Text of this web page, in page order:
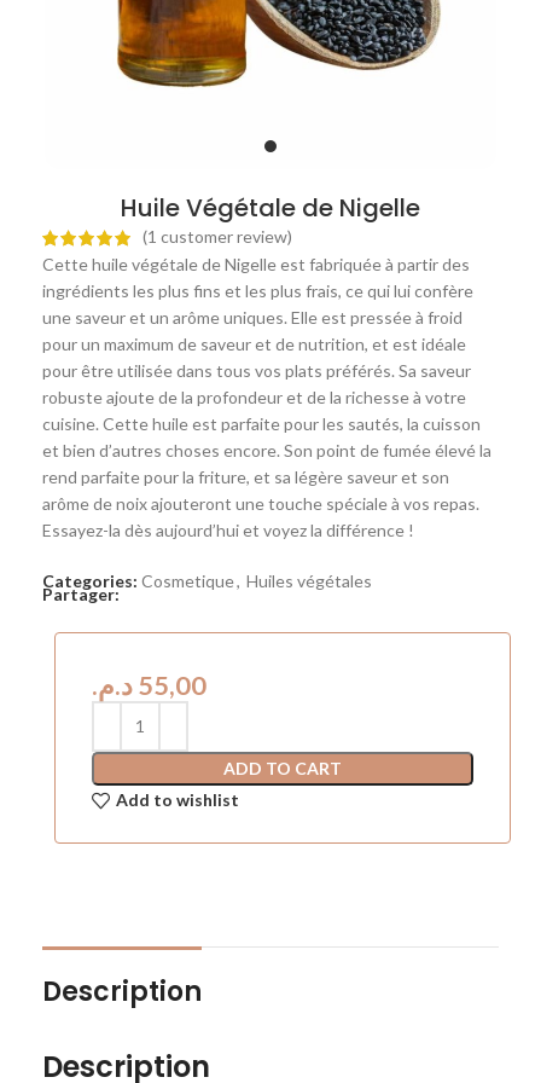
Huile Végétale de Nigelle
(1 customer review)
Cette huile végétale de Nigelle est fabriquée à partir des
ingrédients les plus fins et les plus frais, ce qui lui confère
une saveur et un arôme uniques. Elle est pressée à froid
pour un maximum de saveur et de nutrition, et est idéale
pour être utilisée dans tous vos plats préférés. Sa saveur
robuste ajoute de la profondeur et de la richesse à votre
cuisine. Cette huile est parfaite pour les sautés, la cuisson
et bien d’autres choses encore. Son point de fumée élevé la
rend parfaite pour la friture, et sa légère saveur et son
arôme de noix ajouteront une touche spéciale à vos repas.
Essayez-la dès aujourd’hui et voyez la différence !
Categories: Cosmetique, Huiles végétales
Partager:
د.م.
ADD TO CART
Add to wishlist
Description
Description